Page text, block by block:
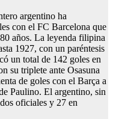
argentino ha
con el FC Barcelona que
años. La leyenda filipina
1927, con un paréntesis
un total de 142 goles en
su triplete ante Osasuna
de goles con el Barça a
Paulino. El argentino, sin
oficiales y 27 en